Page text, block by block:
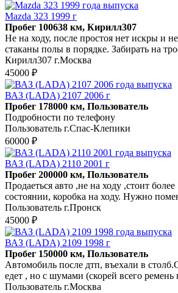
Mazda 323 1999 г
Пробег 100638 км, Кирилл307
Не на ходу, после простоя нет искры и
стаканы полы в порядке. Забирать на
Кирилл307 г.Москва
45000 ₽
ВАЗ (LADA) 2107 2006 г
Пробег 178000 км, Пользователь
Подробности по телефону
Пользователь г.Спас-Клепики
60000 ₽
ВАЗ (LADA) 2110 2001 г
Пробег 200000 км, Пользователь
Продаеться авто ,не на ходу ,стоит
состоянии, коробка на ходу. Нужно
Пользователь г.Пронск
45000 ₽
ВАЗ (LADA) 2109 1998 г
Пробег 150000 км, Пользователь
Автомобиль после дтп, въехали в
едет , но с шумами (скорей всего ремень
Пользователь г.Москва